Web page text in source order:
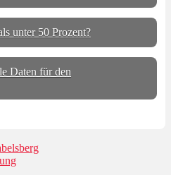
unter 50 Prozent?
Daten für den